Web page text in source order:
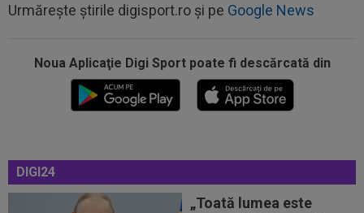
Urmărește știrile digisport.ro și pe Google News
Noua Aplicaţie Digi Sport poate fi descărcată din
DIGI24
„Toată lumea este
Jucătorul lui Inter, cucerit de Cristi Chivu, chiar
dacă i-a schimbat poziția...
09:14 FOTO
Voia să plece la antrenament, dar hoții
i-au furat roțile de la mașină! Necaz...